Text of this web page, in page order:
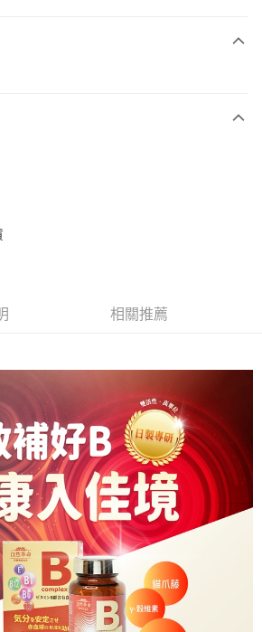
商品之後才付款」的支付方式。 讓您購物簡單
不需綁卡、不需儲值。
簡訊認證，即可結帳。
務後，再付款。
流程】
先享後付」後，將跳轉至「AFTEE先享後付」
確認金額後，即可完成結帳。
收到繳費通知簡訊。
天內，點擊此簡訊中的連結，可透過四大超商／
式進行付款，方視為交易完成。
下不需立刻繳費，但若您需要取消訂單，請聯絡
同意取消之訂單仍視為有效，需透過AFTEE先享
先享後付 」之結帳頁面顯示為準，若有關於
含以上)免運費
含以上)免運費
含以上)免運費
相關推薦